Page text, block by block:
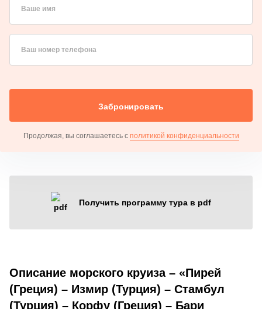
Ваше имя
Ваш номер телефона
Забронировать
Продолжая, вы соглашаетесь с политикой конфиденциальности
Получить программу тура в pdf
Описание морского круиза – «Пирей
(Греция) – Измир (Турция) – Стамбул
(Турция) – Корфу (Греция) – Бари